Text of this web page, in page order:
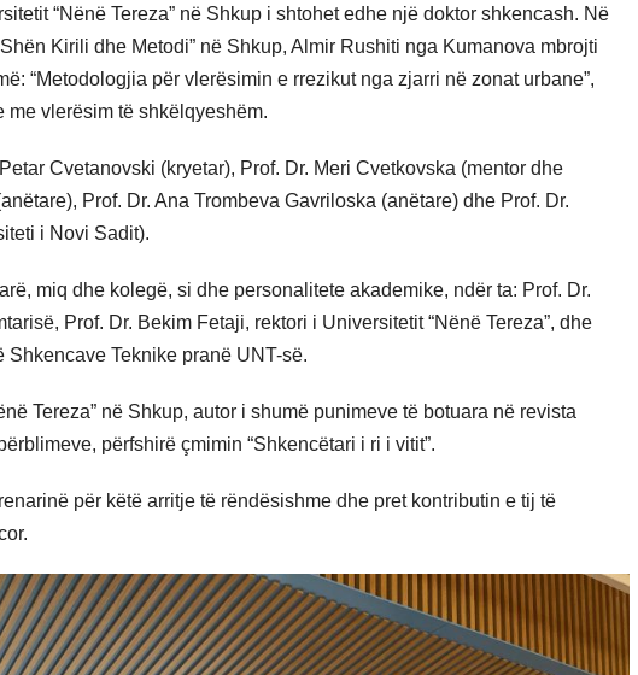
“Nënë Tereza” në Shkup i shtohet edhe një doktor shkencash. Në
Kirili dhe Metodi” në Shkup, Almir Rushiti nga Kumanova mbrojti
“Metodologjia për vlerësimin e rrezikut nga zjarri në zonat urbane”,
vlerësim të shkëlqyeshëm.
Cvetanovski (kryetar), Prof. Dr. Meri Cvetkovska (mentor dhe
Prof. Dr. Ana Trombeva Gavriloska (anëtare) dhe Prof. Dr.
i Novi Sadit).
miq dhe kolegë, si dhe personalitete akademike, ndër ta: Prof. Dr.
Prof. Dr. Bekim Fetaji, rektori i Universitetit “Nënë Tereza”, dhe
Shkencave Teknike pranë UNT-së.
Tereza” në Shkup, autor i shumë punimeve të botuara në revista
përfshirë çmimin “Shkencëtari i ri i vitit”.
për këtë arritje të rëndësishme dhe pret kontributin e tij të